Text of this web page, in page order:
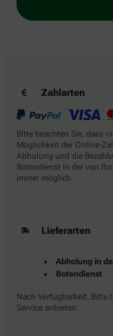
Zahlarten
Bitte beachten Sie, dass
Möglichkeit der Online-
Abholung und die
Botendienst in der von
immer möglich.
Lieferarten
Abholung in
Botendienst
Nach Verfügbarkeit. Bitte
Service anbieten.